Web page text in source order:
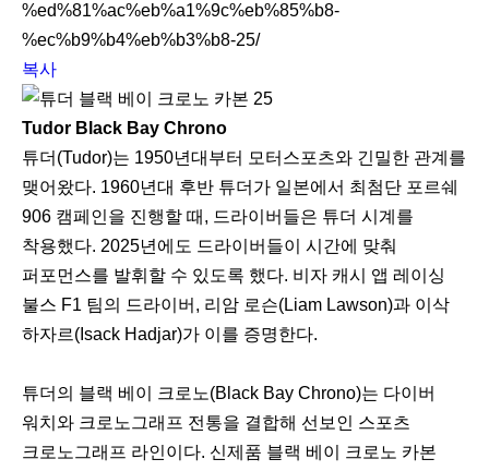
a
r
e
%ed%81%ac%eb%a1%9c%eb%85%b8-
%ec%b9%b4%eb%b3%b8-25/
복사
Tudor Black Bay Chrono
튜더(Tudor)는 1950년대부터 모터스포츠와 긴밀한 관계를
맺어왔다. 1960년대 후반 튜더가 일본에서 최첨단 포르쉐
906 캠페인을 진행할 때, 드라이버들은 튜더 시계를
착용했다. 2025년에도 드라이버들이 시간에 맞춰
퍼포먼스를 발휘할 수 있도록 했다. 비자 캐시 앱 레이싱
불스 F1 팀의 드라이버, 리암 로슨(Liam Lawson)과 이삭
하자르(Isack Hadjar)가 이를 증명한다.
튜더의 블랙 베이 크로노(Black Bay Chrono)는 다이버
워치와 크로노그래프 전통을 결합해 선보인 스포츠
크로노그래프 라인이다. 신제품 블랙 베이 크로노 카본